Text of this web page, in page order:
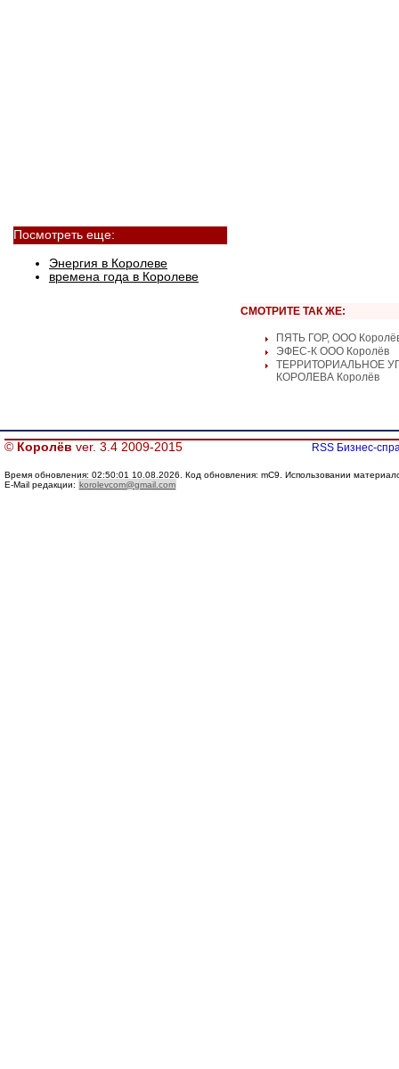
Посмотреть еще:
Энергия в Королеве
времена года в Королеве
СМОТРИТЕ ТАК ЖЕ:
ПЯТЬ ГОР, ООО
ЭФЕС-К ООО Королёв
ТЕРРИТОРИАЛЬНОЕ
КОРОЛЕВА Королёв
© Королёв ver. 3.4 2009-2015 RSS Бизнес-
Время обновления: 02:50:01 10.08.2026. Код обновления: mC9. Использовании
E-Mail редакции: korolevcom@gmail.com